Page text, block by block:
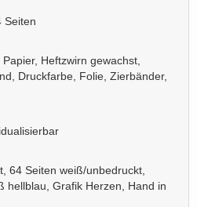
Seiten
Heftzwirn gewachst,
Druckfarbe, Folie, Zierbänder,
64 Seiten weiß/unbedruckt,
hellblau, Grafik Herzen, Hand in